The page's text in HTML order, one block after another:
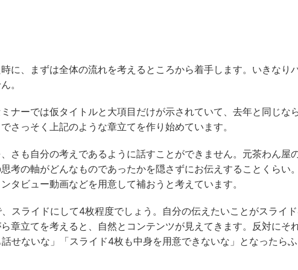
に、まずは全体の流れを考えるところから着手します。いきなり
。
ナーでは仮タイトルと大項目だけが示されていて、去年と同じな
さっそく上記のような章立てを作り始めています。
さも自分の考えであるように話すことができません。元茶わん屋
考の軸がどんなものであったかを隠さずにお伝えすることくらい。
タビュー動画などを用意して補おうと考えています。
スライドにして4枚程度でしょう。自分の伝えたいことがスライ
章立てを考えると、自然とコンテンツが見えてきます。反対にそ
せないな」「スライド4枚も中身を用意できないな」となったらふ